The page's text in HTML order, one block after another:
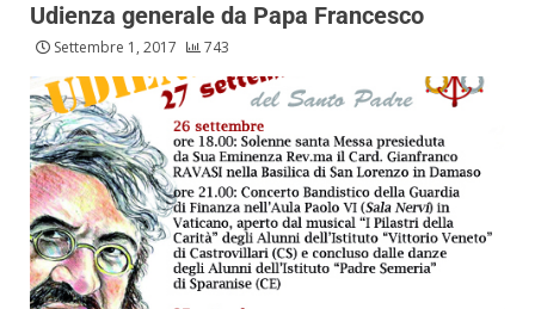
Udienza generale da Papa Francesco
Settembre 1, 2017 743